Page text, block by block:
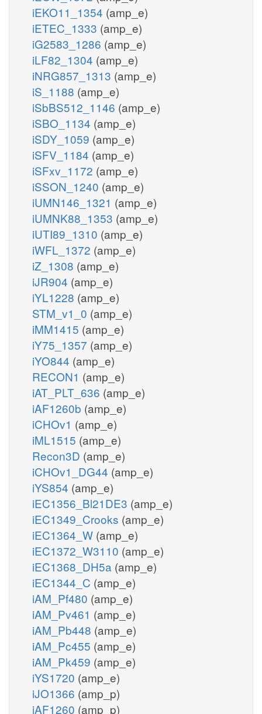
iEKO11_1354 (amp_e)
iETEC_1333 (amp_e)
iG2583_1286 (amp_e)
iLF82_1304 (amp_e)
iNRG857_1313 (amp_e)
iS_1188 (amp_e)
iSbBS512_1146 (amp_e)
iSBO_1134 (amp_e)
iSDY_1059 (amp_e)
iSFV_1184 (amp_e)
iSFxv_1172 (amp_e)
iSSON_1240 (amp_e)
iUMN146_1321 (amp_e)
iUMNK88_1353 (amp_e)
iUTI89_1310 (amp_e)
iWFL_1372 (amp_e)
iZ_1308 (amp_e)
iJR904 (amp_e)
iYL1228 (amp_e)
STM_v1_0 (amp_e)
iMM1415 (amp_e)
iY75_1357 (amp_e)
iYO844 (amp_e)
RECON1 (amp_e)
iAT_PLT_636 (amp_e)
iAF1260b (amp_e)
iCHOv1 (amp_e)
iML1515 (amp_e)
Recon3D (amp_e)
iCHOv1_DG44 (amp_e)
iYS854 (amp_e)
iEC1356_Bl21DE3 (amp_e)
iEC1349_Crooks (amp_e)
iEC1364_W (amp_e)
iEC1372_W3110 (amp_e)
iEC1368_DH5a (amp_e)
iEC1344_C (amp_e)
iAM_Pf480 (amp_e)
iAM_Pv461 (amp_e)
iAM_Pb448 (amp_e)
iAM_Pc455 (amp_e)
iAM_Pk459 (amp_e)
iYS1720 (amp_e)
iJO1366 (amp_p)
iAF1260 (amp_p)